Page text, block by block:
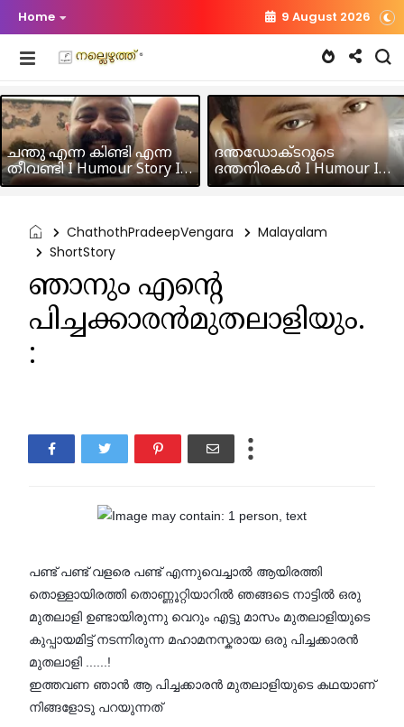
Home 9 August 2026
ചന്തു എന്ന കിണ്ടി എന്ന
തീവണ്ടി I Humour Story I
Rajeev Panicker
ദന്തഡോക്ടറുടെ
ദന്തനിരകൾ I Humour I
Hussain MK
ChathothPradeepVengara
Malayalam
ShortStory
ഞാനും എന്റെ
പിച്ചക്കാരൻമുതലാളിയും.
:
പണ്ട് പണ്ട് വളരെ പണ്ട് എന്നുവെച്ചാൽ ആയിരത്തി
തൊള്ളായിരത്തി തൊണ്ണൂറ്റിയാറിൽ ഞങ്ങടെ നാട്ടിൽ ഒരു
മുതലാളി ഉണ്ടായിരുന്നു വെറും എട്ടു മാസം മുതലാളിയുടെ
കുപ്പായമിട്ട് നടന്നിരുന്ന മഹാമനസ്കരായ ഒരു പിച്ചക്കാരൻ
മുതലാളി ......!
ഇത്തവണ ഞാൻ ആ പിച്ചക്കാരൻ മുതലാളിയുടെ കഥയാണ്
നിങ്ങളോടു പറയുന്നത്